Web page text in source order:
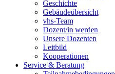
Geschichte
Gebäudeübersicht
vhs-Team
Dozent/in werden
Unsere Dozenten
Leitbild
Kooperationen
Service & Beratung